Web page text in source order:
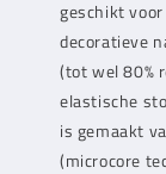
339
geschikt
decoratieve
(tot wel 80%
elastische
is gemaakt
(microcore